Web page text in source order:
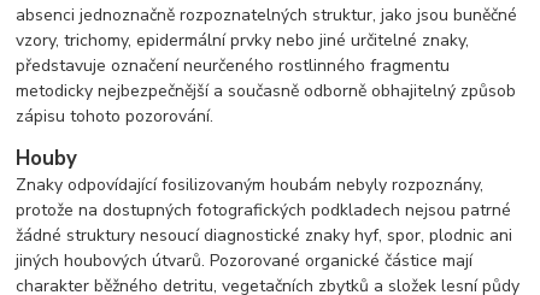
absenci jednoznačně rozpoznatelných struktur, jako jsou buněčné
vzory, trichomy, epidermální prvky nebo jiné určitelné znaky,
představuje označení neurčeného rostlinného fragmentu
metodicky nejbezpečnější a současně odborně obhajitelný způsob
zápisu tohoto pozorování.
Houby
Znaky odpovídající fosilizovaným houbám nebyly rozpoznány,
protože na dostupných fotografických podkladech nejsou patrné
žádné struktury nesoucí diagnostické znaky hyf, spor, plodnic ani
jiných houbových útvarů. Pozorované organické částice mají
charakter běžného detritu, vegetačních zbytků a složek lesní půdy